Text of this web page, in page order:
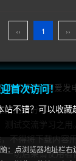
人称射击(65) 阖
(50)
理(49) 迷宫探
‹‹ 1 ››
免责声明 用爱发
方用户分享，转
不得将下载内容
一切后果请使用者
首次访问！
站不错？可以收
：点浏览器地址栏右